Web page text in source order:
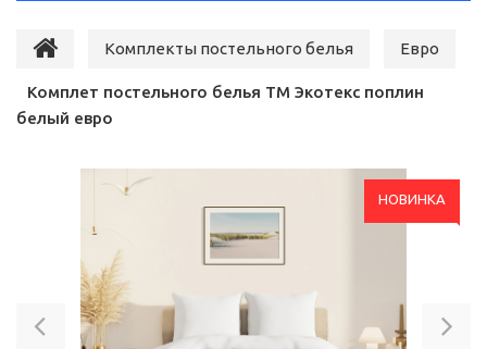
Комплекты постельного белья Евро
Комплет постельного белья ТМ Экотекс поплин
белый евро
НОВИНКА
Previous